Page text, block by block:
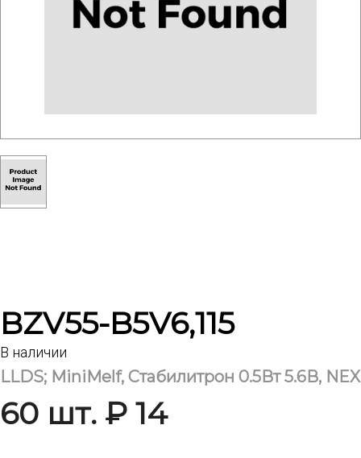
BZV55-B5V6,115
В наличии
LLDS; MiniMelf, Стабилитрон 0.5Вт 5.6В, NEX
60 шт. ₽ 14